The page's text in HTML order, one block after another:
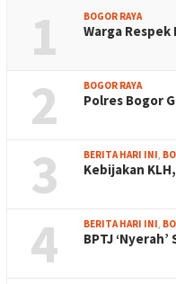
1 BOGOR RAYA
Warga
2 BOGOR RAYA
Polres Bogor
3 BERITA HARI INI,
Kebijakan
4 BERITA HARI INI,
BPTJ